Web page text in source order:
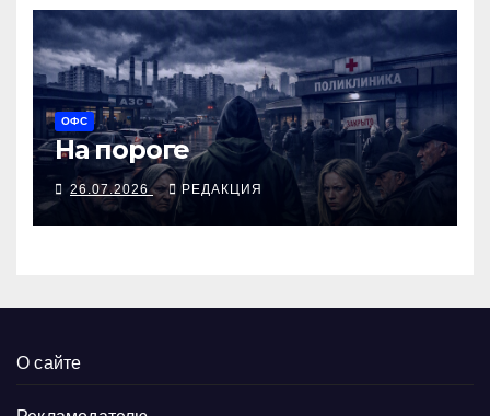
ОФС
На пороге
26.07.2026 РЕДАКЦИЯ
О сайте